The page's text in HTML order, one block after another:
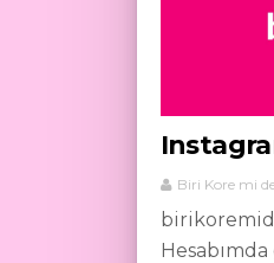
Biri Kore mi